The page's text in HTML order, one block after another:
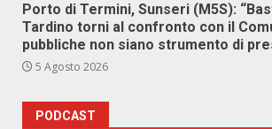
Porto di Termini, Sunseri (M5S):
Tardino torni al confronto con il
pubbliche non siano strumento di
5 Agosto 2026
PODCAST